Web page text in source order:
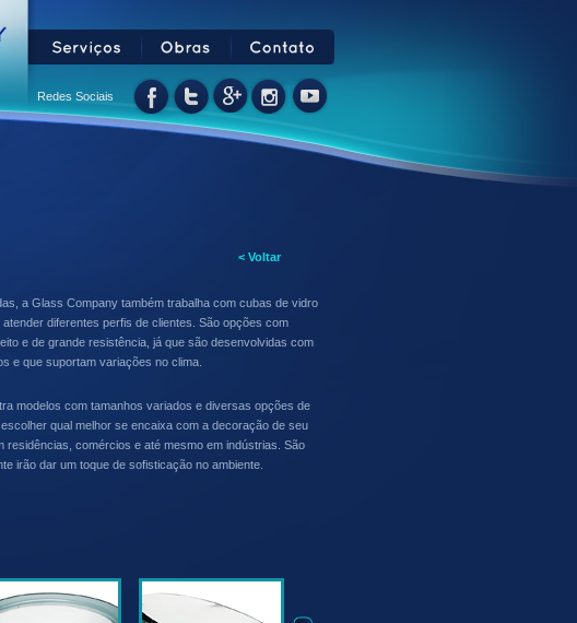
Redes Sociais
< Voltar
a Glass Company também trabalha com cubas de vidro
atender diferentes perfis de clientes. São opções com
e de grande resistência, já que são desenvolvidas com
e que suportam variações no clima.
modelos com tamanhos variados e diversas opções de
qual melhor se encaixa com a decoração de seu
residências, comércios e até mesmo em indústrias. São
irão dar um toque de sofisticação no ambiente.